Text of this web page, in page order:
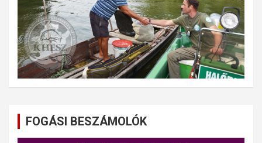
FOGÁSI BESZÁMOLÓK